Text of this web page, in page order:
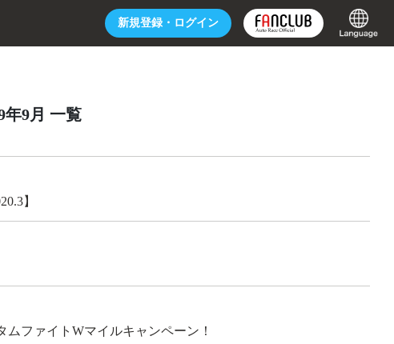
新規登録・ ログイン
年9月 一覧
】
ファイトWマイルキャンペーン！